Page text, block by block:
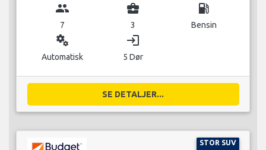
group
7
business_center
3
local_gas_station
Bensin
miscellaneous_services
Automatisk
login
5 Dør
SE DETALJER...
STOR SUV